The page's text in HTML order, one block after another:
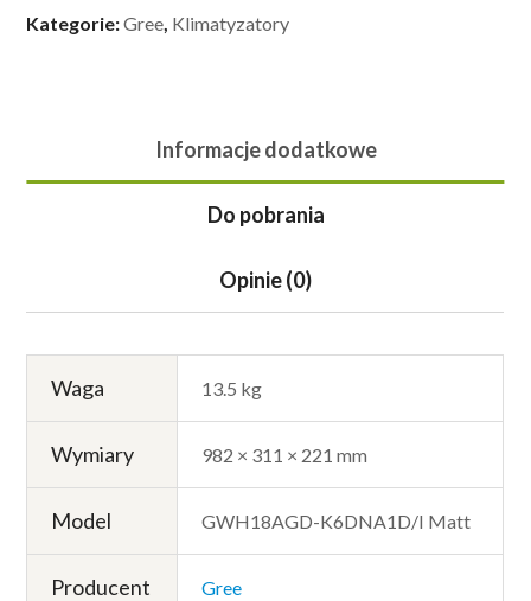
Kategorie:Gree Klimatyzatory
Informacje dodatkowe
Do pobrania
Opinie (0)
Waga 13.5 kg
Wymiary 982 × 311 × 221 mm
Model GWH18AGD-K6DNA1D/I Matt
Producent Gree